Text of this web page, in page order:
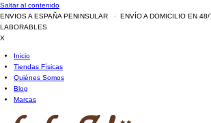
Saltar al contenido
ENVIOS A ESPAÑA PENINSULAR · ENVÍO A DOMICILIO EN
LABORABLES
X
Inicio
Tiendas Físicas
Quiénes Somos
Blog
Marcas